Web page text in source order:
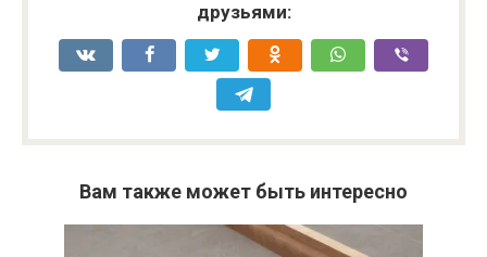
друзьями:
Вам также может быть интересно